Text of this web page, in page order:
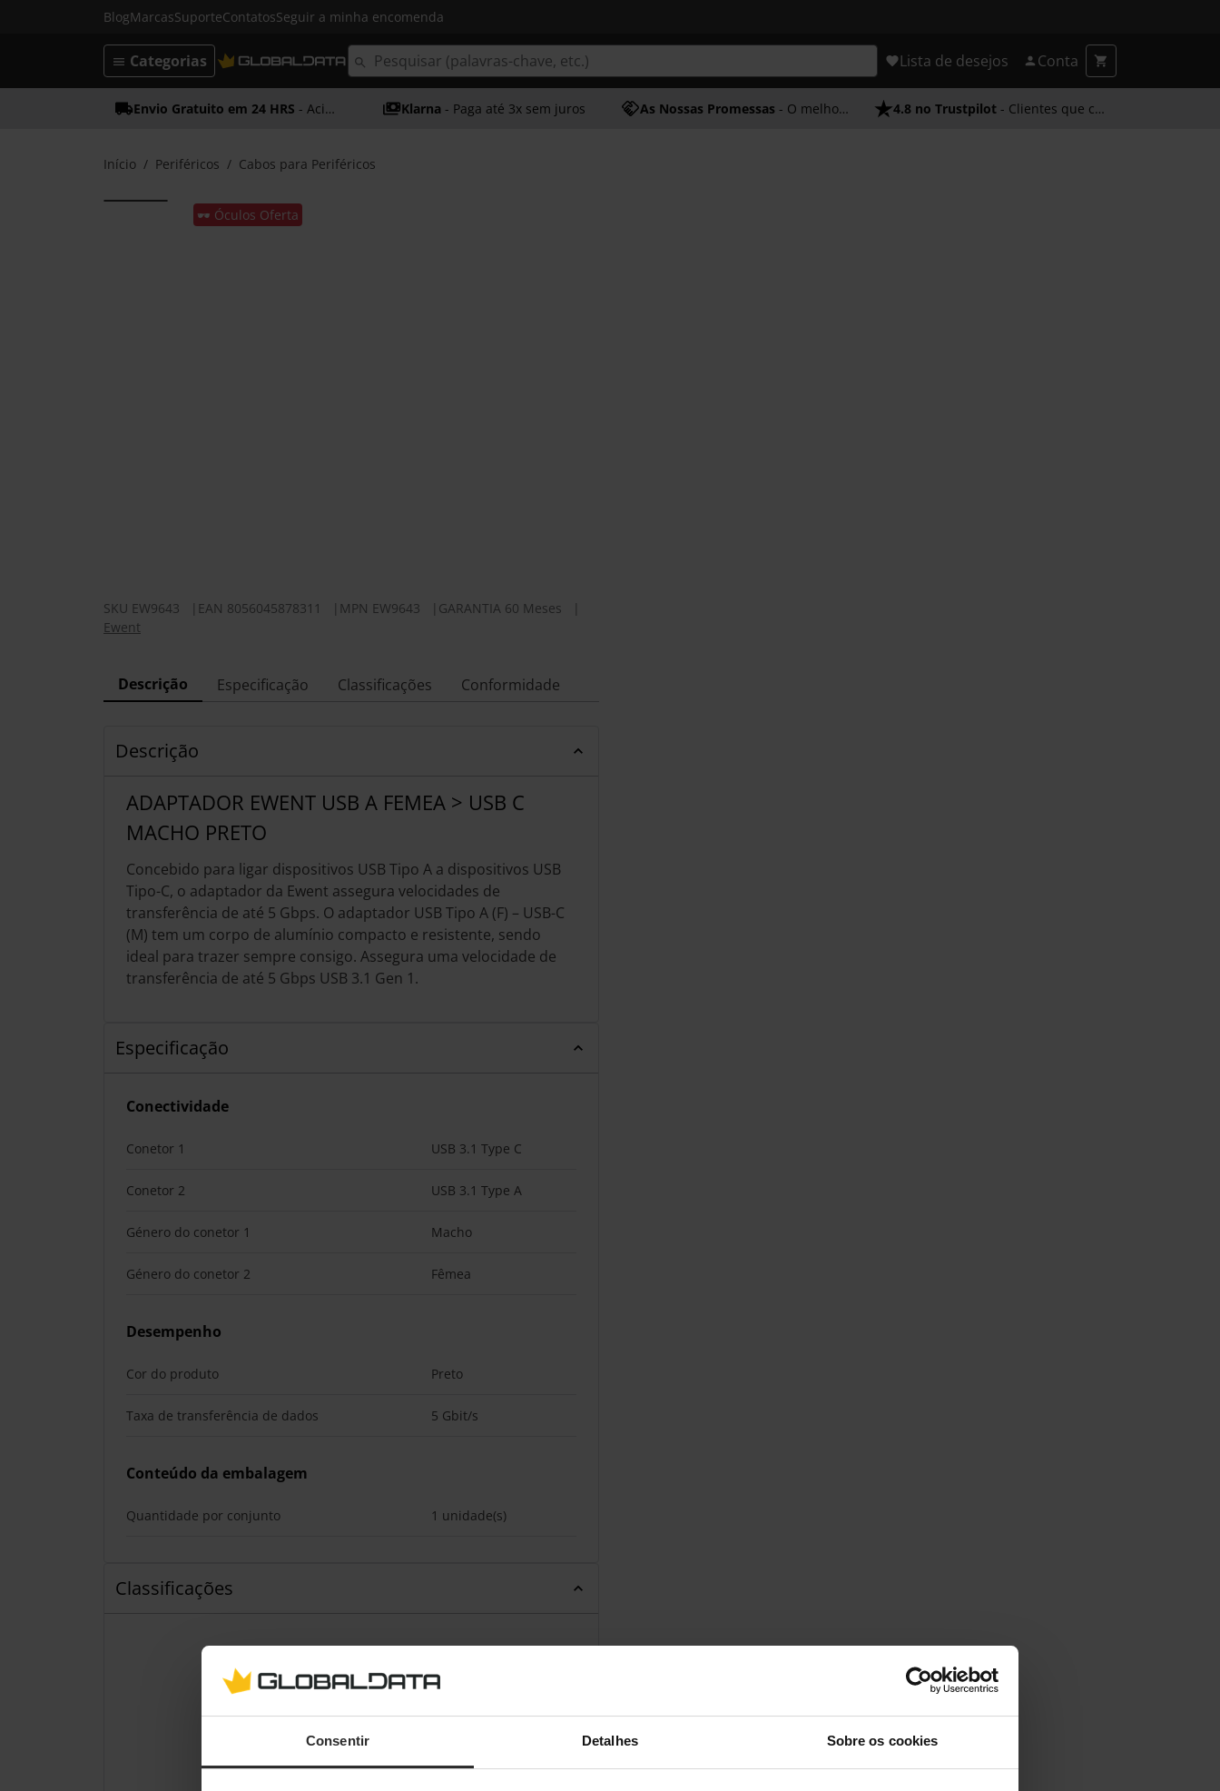
Consentir Detalhes Sobre os cookies
BlogMarcasSuporteContatosSeguir a minha encomenda
Lista de desejos Conta
Categorias
Envio Gratuito em 24 HRS - Acima dos 50€ Klarna - Paga até 3x sem juros As Nossas Promessas - O melhor atendimento 4.8 no Trustpilot - Clientes que confiam em nós
Início Periféricos Cabos para Periféricos
🕶️ Óculos Oferta
SKU EW9643 EAN 8056045878311 MPN EW9643 GARANTIA 60 Meses
Ewent
Descrição Especificação Classificações Conformidade
Descrição
ADAPTADOR EWENT USB A FEMEA > USB C
MACHO PRETO
Concebido para ligar dispositivos USB Tipo A a dispositivos USB
Tipo-C, o adaptador da Ewent assegura velocidades de
transferência de até 5 Gbps. O adaptador USB Tipo A (F) – USB-C
(M) tem um corpo de alumínio compacto e resistente, sendo
ideal para trazer sempre consigo. Assegura uma velocidade de
transferência de até 5 Gbps USB 3.1 Gen 1.
Especificação
Conectividade
Conetor 1 USB 3.1 Type C
Conetor 2 USB 3.1 Type A
Género do conetor 1 Macho
Género do conetor 2 Fêmea
Desempenho
Cor do produto Preto
Taxa de transferência de dados 5 Gbit/s
Conteúdo da embalagem
Quantidade por conjunto 1 unidade(s)
Classificações